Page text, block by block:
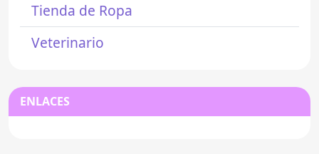
Tienda de Ropa
Veterinario
ENLACES